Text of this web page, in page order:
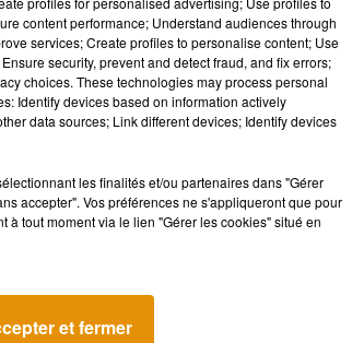
à Sénillé-Saint-
du label «
participatif pour
ce label a permis aux
proviennent de 200
terrain de 27,4 ha. La
et entraînerait
Musique
content performance; Understand audiences through
services; Create profiles to personalise content; Use
security, prevent and detect fraud, and fix errors;
choices. These technologies may process personal
Identify devices based on information actively
data sources; Link different devices; Identify devices
les finalités et/ou partenaires dans "Gérer
accepter". Vos préférences ne s'appliqueront que pour
à tout moment via le lien "Gérer les cookies" situé en
et fermer